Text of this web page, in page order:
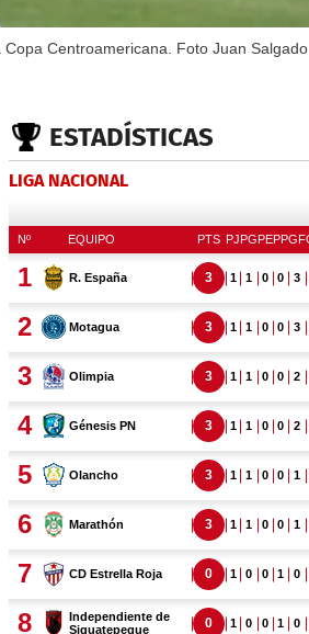
Centroamericana. Foto Juan Salgado
ESTADÍSTICAS
LIGA NACIONAL